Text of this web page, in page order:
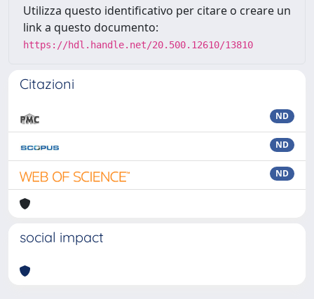
Utilizza questo identificativo per citare o creare un
link a questo documento:
https://hdl.handle.net/20.500.12610/13810
Citazioni
ND
ND
ND
social impact